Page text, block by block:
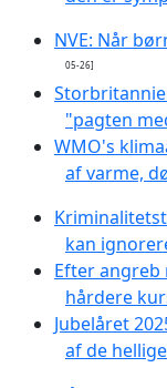
NVE: Når
05-26]
"pagten
WMO's
af varme,
kan
Efter
hårdere
Jubelåret
af de hellige